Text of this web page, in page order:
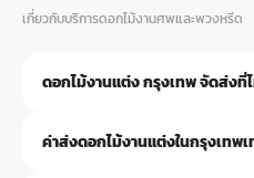
เกี่ยวกับบริการดอกไม้งานศพและพวงหรีด
ดอกไม้งานแต่ง กรุงเทพ จัดส่งที่
จัดส่งได้ทุกสถานที่ในกรุงเทพฯ ครับ
ค่าส่งดอกไม้งานแต่งในกรุงเทพเ